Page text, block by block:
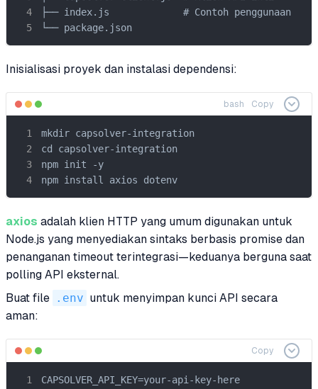
├── index.js             # Contoh penggunaan
└── package.json
Inisialisasi proyek dan instalasi dependensi:
bash Copy
mkdir capsolver-integration
cd capsolver-integration
npm init -y
npm install axios dotenv
axios adalah klien HTTP yang umum digunakan untuk
Node.js yang menyediakan sintaks berbasis promise dan
penanganan timeout terintegrasi—keduanya berguna saat
polling API eksternal.
Buat file .env untuk menyimpan kunci API secara
aman:
Copy
CAPSOLVER_API_KEY=your-api-key-here